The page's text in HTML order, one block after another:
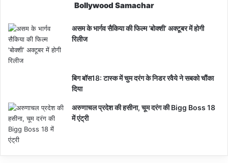
Bollywood Samachar
असम के भार्गव सैकिया की फिल्म ‘बोक्शी’ अक्टूबर में होगी
रिलीज
बिग बॉस18: टास्क में चुम दरंग के निडर रवैये ने सबको चौंका
दिया
अरुणाचल प्रदेश की हसीना, चूम दरंग की Bigg Boss 18
में एंट्री